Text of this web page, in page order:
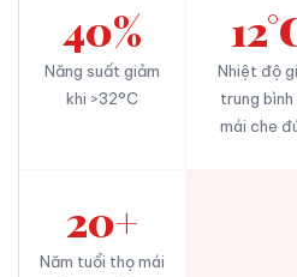
40%
Năng suất giảm
khi >32°C
Nhiệt độ
trung bình
mái che
20+
Năm tuổi thọ mái